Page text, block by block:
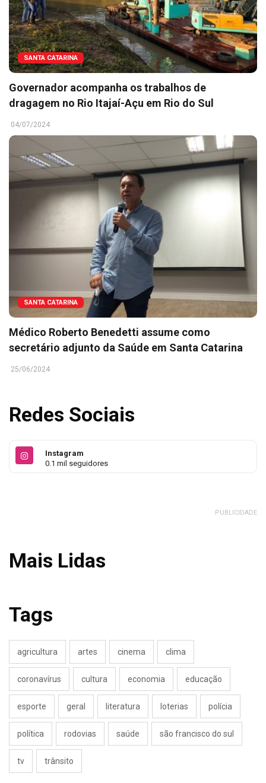
SANTA CATARINA
Governador acompanha os trabalhos de
dragagem no Rio Itajaí-Açu em Rio do Sul
04/07/2024
SANTA CATARINA
Médico Roberto Benedetti assume como
secretário adjunto da Saúde em Santa Catarina
25/06/2024
Redes Sociais
Instagram
0.1 mil seguidores
PUBLICIDADE
Mais Lidas
Tags
agricultura artes cinema clima
coronavírus cultura economia educação
esporte geral literatura loterias polícia
política rodovias saúde são francisco do sul
tv trânsito